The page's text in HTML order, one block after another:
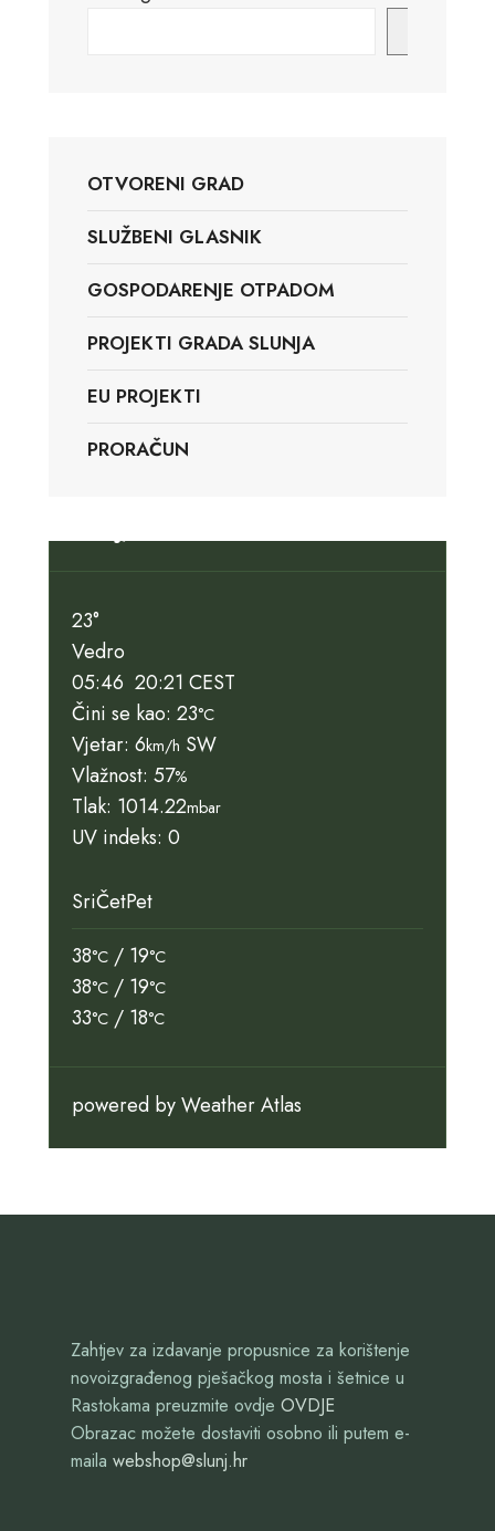
OTVORENI GRAD
SLUŽBENI GLASNIK
GOSPODARENJE OTPADOM
PROJEKTI GRADA SLUNJA
EU PROJEKTI
PRORAČUN
23°
Vedro
05:46 20:21 CEST
Čini se kao: 23°C
Vjetar: 6km/h SW
Vlažnost: 57%
Tlak: 1014.22mbar
UV indeks: 0
SriČetPet
38°C / 19°C
38°C / 19°C
33°C / 18°C
powered byWeather Atlas
Zahtjev za izdavanje propusnice za korištenje
novoizgrađenog pješačkog mosta i šetnice u
Rastokama preuzmite ovdje OVDJE
Obrazac možete dostaviti osobno ili putem e-
maila webshop@slunj.hr